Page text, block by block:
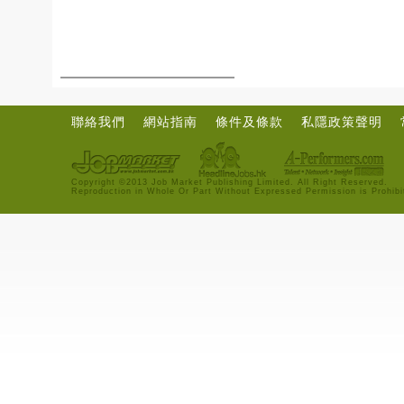
聯絡我們 網站指南 條件及條款 私隱政策聲明
Copyright ©2013 Job Market Publishing Limited. All Right Reserved.
Reproduction in Whole Or Part Without Expressed Permission is